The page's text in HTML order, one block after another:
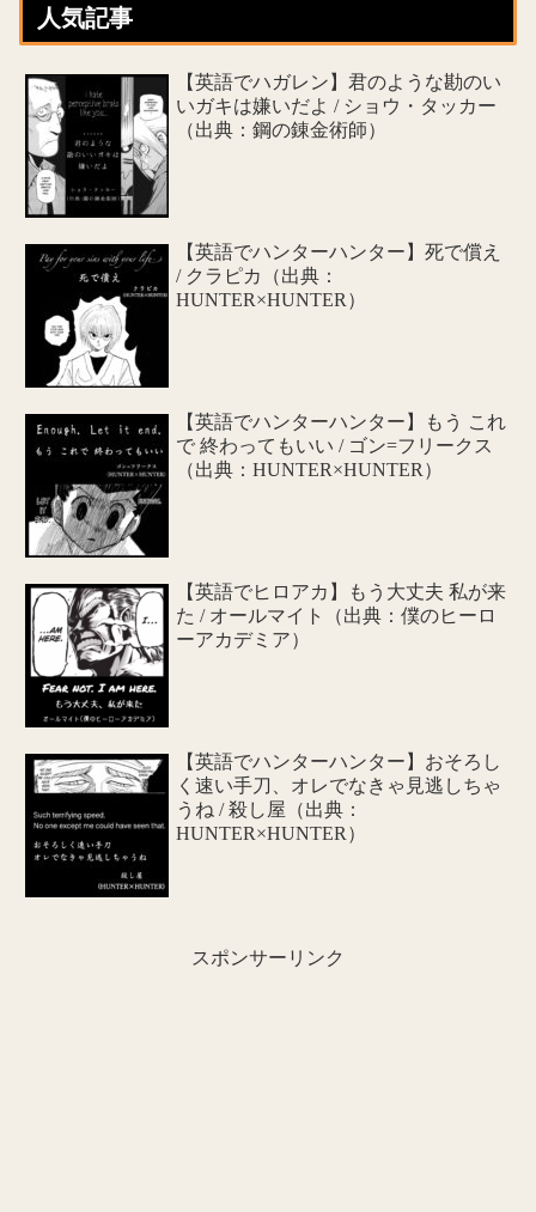
人気記事
【英語でハガレン】君のような勘のい
いガキは嫌いだよ / ショウ・タッカー
（出典：鋼の錬金術師）
【英語でハンターハンター】死で償え
/ クラピカ（出典：
HUNTER×HUNTER）
【英語でハンターハンター】もう これ
で 終わってもいい / ゴン=フリークス
（出典：HUNTER×HUNTER）
【英語でヒロアカ】もう大丈夫 私が来
た / オールマイト（出典：僕のヒーロ
ーアカデミア）
【英語でハンターハンター】おそろし
く速い手刀、オレでなきゃ見逃しちゃ
うね / 殺し屋（出典：
HUNTER×HUNTER）
スポンサーリンク